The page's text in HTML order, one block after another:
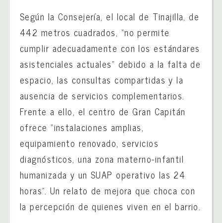
Según la Consejería, el local de Tinajilla, de
442 metros cuadrados, “no permite
cumplir adecuadamente con los estándares
asistenciales actuales” debido a la falta de
espacio, las consultas compartidas y la
ausencia de servicios complementarios.
Frente a ello, el centro de Gran Capitán
ofrece “instalaciones amplias,
equipamiento renovado, servicios
diagnósticos, una zona materno-infantil
humanizada y un SUAP operativo las 24
horas”. Un relato de mejora que choca con
la percepción de quienes viven en el barrio.